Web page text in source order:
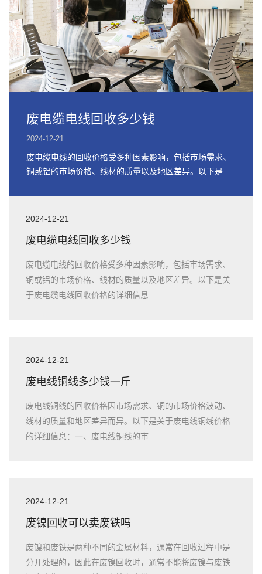
废电缆电线回收多少钱
2024-12-21
废电缆电线的回收价格受多种因素影响，包括市场需求、
铜或铝的市场价格、线材的质量以及地区差异。以下是关
2024-12-21
废电缆电线回收多少钱
废电缆电线的回收价格受多种因素影响，包括市场需求、
铜或铝的市场价格、线材的质量以及地区差异。以下是关
于废电缆电线回收价格的详细信息
2024-12-21
废电线铜线多少钱一斤
废电线铜线的回收价格因市场需求、铜的市场价格波动、
线材的质量和地区差异而异。以下是关于废电线铜线价格
的详细信息：一、废电线铜线的市
2024-12-21
废镍回收可以卖废铁吗
废镍和废铁是两种不同的金属材料，通常在回收过程中是
分开处理的，因此在废镍回收时，通常不能将废镍与废铁